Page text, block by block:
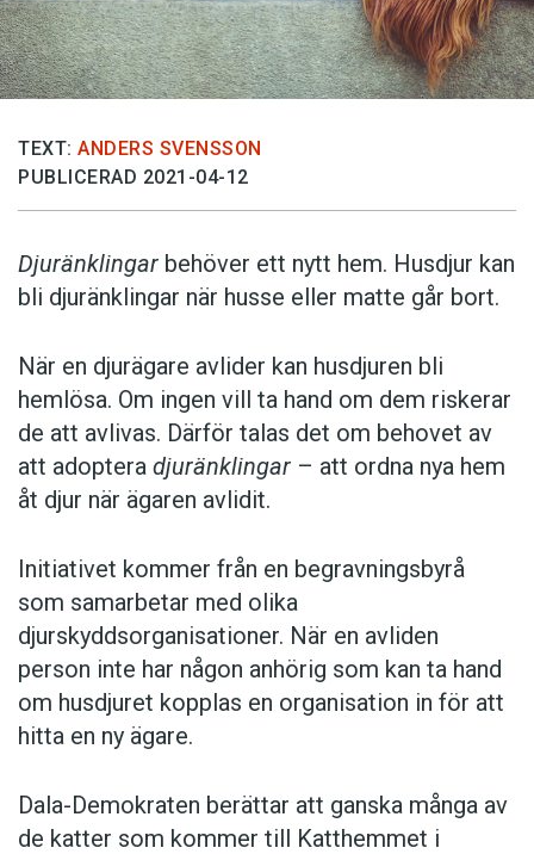
TEXT: ANDERS SVENSSON
PUBLICERAD 2021-04-12
Djuränklingar behöver ett nytt hem. Husdjur kan
bli djuränklingar när husse eller matte går bort.
När en djurägare avlider kan husdjuren bli
hemlösa. Om ingen vill ta hand om dem riskerar
de att avlivas. Därför talas det om behovet av
att adoptera djuränklingar – att ordna nya hem
åt djur när ägaren avlidit.
Initiativet kommer från en begravningsbyrå
som samarbetar med olika
djurskyddsorganisationer. När en avliden
person inte har någon anhörig som kan ta hand
om husdjuret kopplas en organisation in för att
hitta en ny ägare.
Dala-Demokraten berättar att ganska många av
de katter som kommer till Katthemmet i